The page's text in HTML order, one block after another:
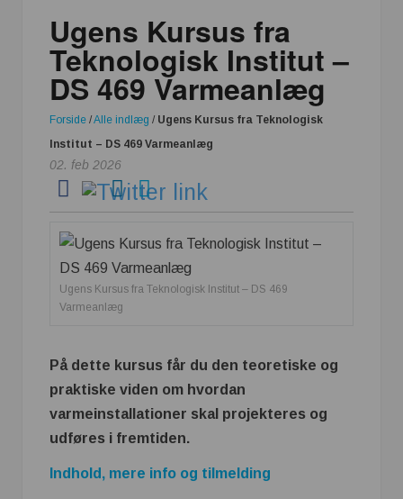
Ugens Kursus fra
Teknologisk Institut –
DS 469 Varmeanlæg
Forside /Alle indlæg / Ugens Kursus fra Teknologisk
Institut – DS 469 Varmeanlæg
02. feb 2026
Ugens Kursus fra Teknologisk Institut – DS 469
Varmeanlæg
På dette kursus får du den teoretiske og
praktiske viden om hvordan
varmeinstallationer skal projekteres og
udføres i fremtiden.
Indhold, mere info og tilmelding